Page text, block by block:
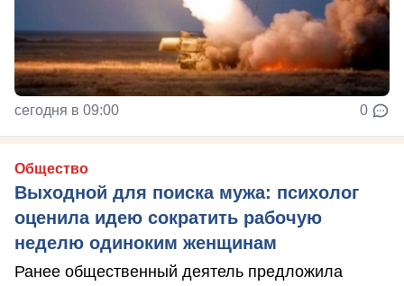
сегодня в 09:00 0
Общество
Выходной для поиска мужа: психолог
оценила идею сократить рабочую
неделю одиноким женщинам
Ранее общественный деятель предложила